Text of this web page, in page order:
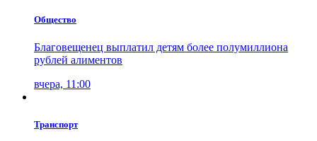
Общество
Благовещенец выплатил детям более полумиллиона
рублей алиментов
вчера, 11:00
Транспорт